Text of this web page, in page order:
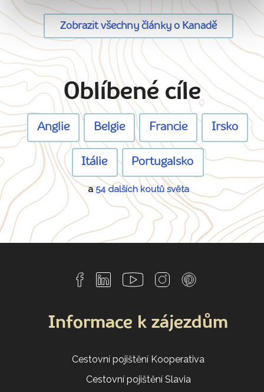
Zobrazit všechny články o Kanadě
Oblíbené cíle
Anglie Belgie Francie Irsko
Itálie Portugalsko
a54 dalších koutů světa
Informace k zájezdům
Cestovní pojištění Kooperativa
Cestovní pojištění Slavia